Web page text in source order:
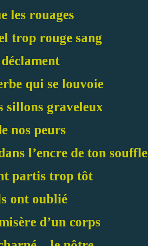
les rouages
trop rouge sang
déclament
qui se louvoie
sillons graveleux
nos peurs
l’encre de ton souffle
partis trop tôt
ont oublié
d’un corps